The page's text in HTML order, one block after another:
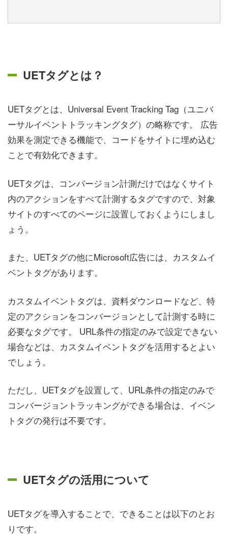
UETタグとは？
UETタグとは、Universal Event Tracking Tag（ユニバ
ーサルイベントトラッキングタグ）の略称です。 広告
効果を測定できる機能で、コードをサイトに埋め込む
ことで有効化できます。
UETタグは、コンバージョン計測だけではなくサイト
内のアクションをすべて計測するタグですので、対象
サイトのすべてのページに設置しておくようにしまし
ょう。
また、UETタグの他にMicrosoft広告には、カスタムイ
ベントタグがあります。
カスタムイベントタグは、資料ダウンロードなど、特
定のアクションをコンバージョンとして計測する時に
必要なタグです。 URL条件の指定のみで設定できない
場合などは、カスタムイベントタグを活用するとよい
でしょう。
ただし、UETタグを設置して、URL条件の指定のみで
コンバージョントラッキングができる場合は、イベン
トタグの発行は不要です。
UETタグの活用について
UETタグを導入することで、できることは以下のとお
りです。